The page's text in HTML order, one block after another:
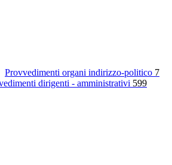
Provvedimenti organi indirizzo-politico 7
dirigenti - amministrativi 599